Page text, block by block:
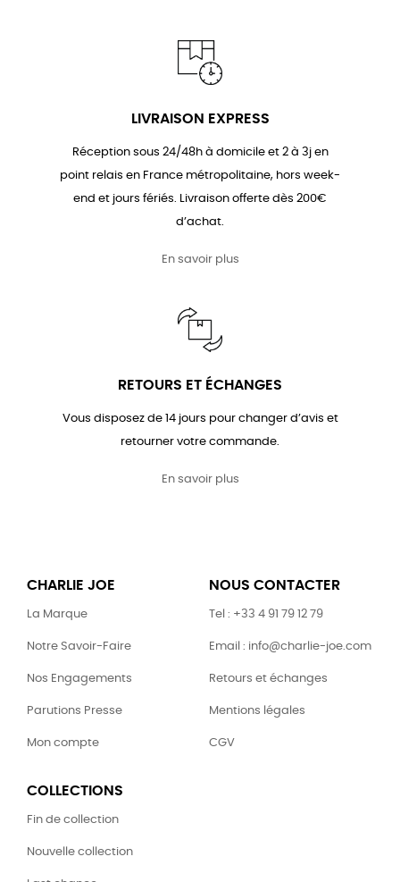
LIVRAISON EXPRESS
Réception sous 24/48h à domicile et 2 à 3j en
point relais en France métropolitaine, hors week-
end et jours fériés. Livraison offerte dès 200€
d’achat.
En savoir plus
RETOURS ET ÉCHANGES
Vous disposez de 14 jours pour changer d’avis et
retourner votre commande.
En savoir plus
CHARLIE JOE
La Marque
Notre Savoir-Faire
Nos Engagements
Parutions Presse
Mon compte
NOUS CONTACTER
Tel : +33 4 91 79 12 79
Email : info@charlie-joe.com
Retours et échanges
Mentions légales
CGV
COLLECTIONS
Fin de collection
Nouvelle collection